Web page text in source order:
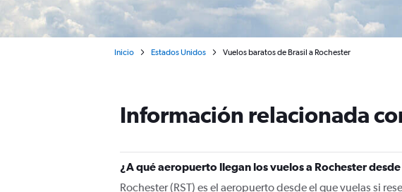
Inicio Estados Unidos Vuelos baratos de Brasil a Rochester
Información relacionada
¿A qué aeropuerto llegan los vuelos a Rochester desde
Rochester (RST) es el aeropuerto desde el que vuelas si